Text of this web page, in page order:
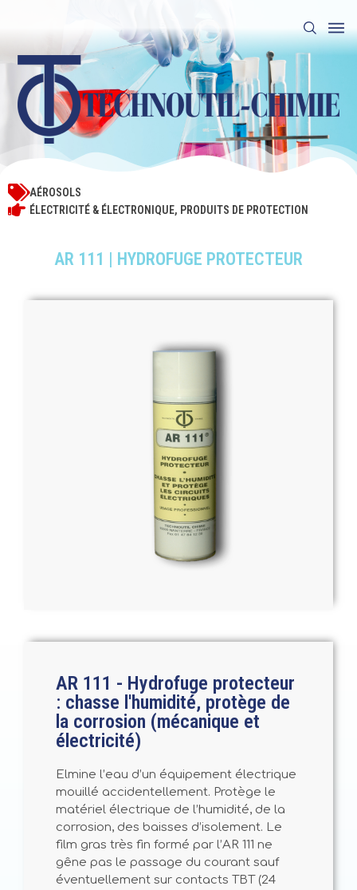
AÉROSOLS
ÉLECTRICITÉ & ÉLECTRONIQUE, PRODUITS DE PROTECTION
AR 111 | HYDROFUGE PROTECTEUR
AR 111 - Hydrofuge protecteur
: chasse l'humidité, protège de
la corrosion (mécanique et
électricité)
Elmine l’eau d’un équipement électrique
mouillé accidentellement. Protège le
matériel électrique de l’humidité, de la
corrosion, des baisses d’isolement. Le
film gras très fin formé par l’AR 111 ne
gêne pas le passage du courant sauf
éventuellement sur contacts TBT (24